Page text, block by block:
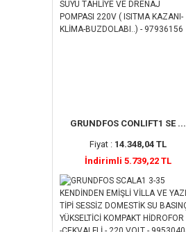
GRUNDFOS CONLIFT1 SE ...
Fiyat : 14.348,04 TL
İndirimli 5.739,22 TL